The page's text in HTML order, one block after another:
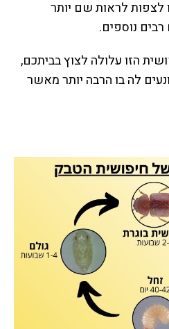
לצפות לראות שם יותר
נוספים.
הזו עלולה לצוץ בביתכם,
לה בו הרבה יותר מאשר